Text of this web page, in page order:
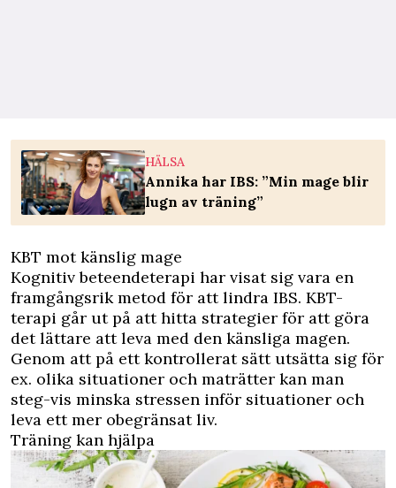
HÄLSA
Annika har IBS: ”Min mage blir
lugn av träning”
KBT mot känslig mage
Kognitiv beteendeterapi har visat sig vara en
framgångsrik metod för att lindra IBS. KBT-
terapi går ut på att hitta strategier för att göra
det lättare att leva med den känsliga magen.
Genom att på ett kontrollerat sätt utsätta sig för
ex. olika situationer och maträtter kan man
steg-vis minska stressen inför situationer och
leva ett mer obegränsat liv.
Träning kan hjälpa